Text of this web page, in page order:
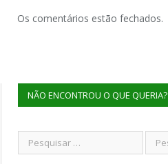
Os comentários estão fechados.
NÃO ENCONTROU O QUE QUERIA?